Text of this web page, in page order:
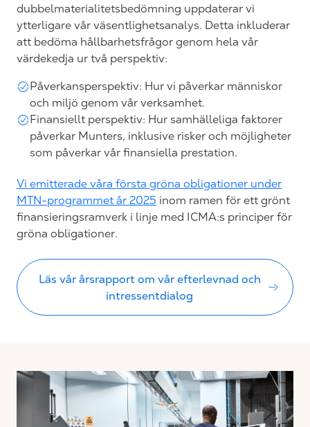
dubbelmaterialitetsbedömning uppdaterar vi
ytterligare vår väsentlighetsanalys. Detta inkluderar
att bedöma hållbarhetsfrågor genom hela vår
värdekedja ur två perspektiv:
Påverkansperspektiv: Hur vi påverkar människor
och miljö genom vår verksamhet.
Finansiellt perspektiv: Hur samhälleliga faktorer
påverkar Munters, inklusive risker och möjligheter
som påverkar vår finansiella prestation.
Vi emitterade våra första gröna obligationer under
MTN-programmet år 2025 inom ramen för ett grönt
finansieringsramverk i linje med ICMA:s principer för
gröna obligationer.
Läs vår årsrapport om vår efterlevnad och
intressentdialog